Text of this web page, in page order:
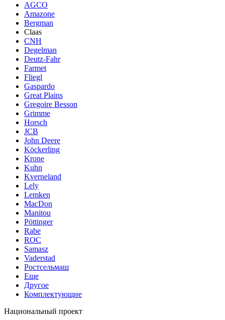
AGCO
Amazone
Bergman
Claas
CNH
Degelman
Deutz-Fahr
Farmet
Fliegl
Gaspardo
Great Plains
Gregoire Besson
Grimme
Horsch
JCB
John Deere
Köckerling
Krone
Kuhn
Kverneland
Lely
Lemken
MacDon
Manitou
Pöttinger
Rabe
ROC
Samasz
Vaderstad
Ростсельмаш
Еще
Другое
Комплектующие
Национальный проект